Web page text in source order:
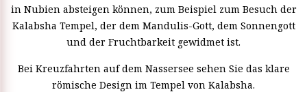
in Nubien absteigen können, zum Beispiel zum Besuch der
Kalabsha Tempel, der dem Mandulis-Gott, dem Sonnengott
und der Fruchtbarkeit gewidmet ist.
Bei Kreuzfahrten auf dem Nassersee sehen Sie das klare
römische Design im Tempel von Kalabsha.